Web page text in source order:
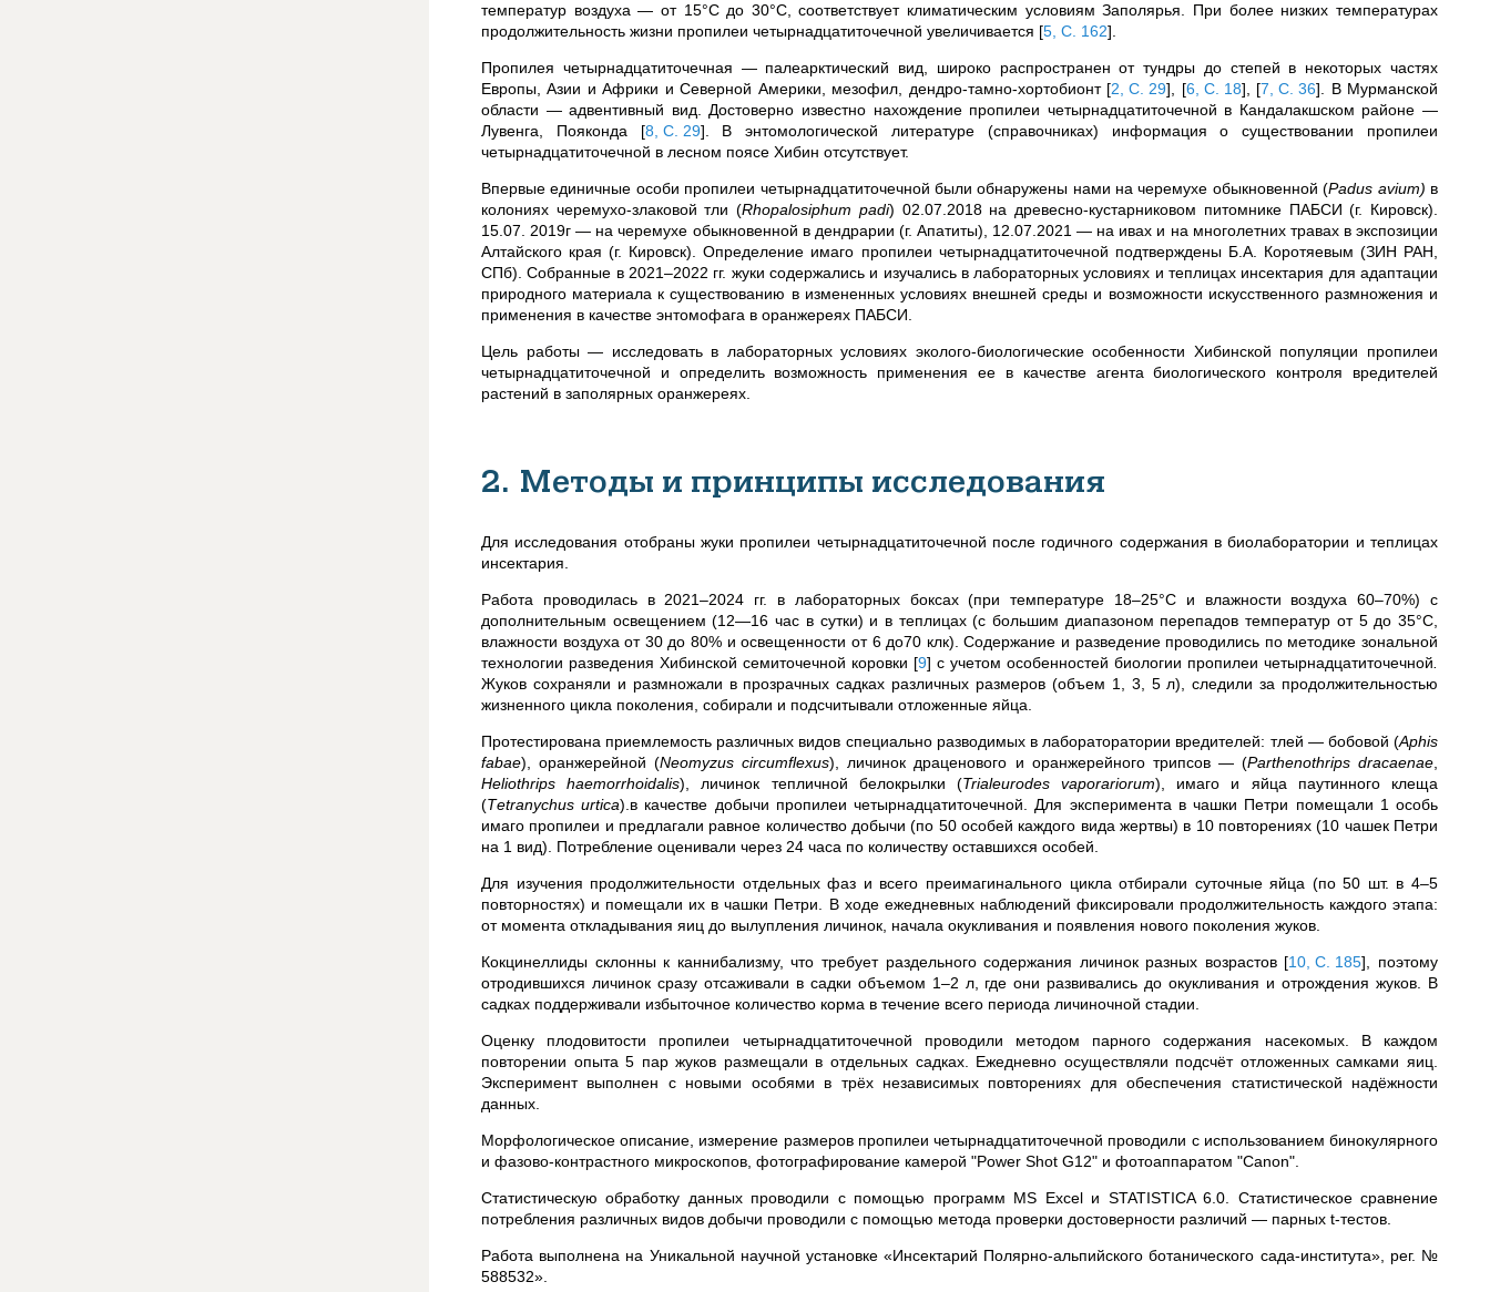
температур воздуха — от 15°C до 30°C, соответствует климатическим условиям Заполярья. При более низких температурах
продолжительность жизни пропилеи четырнадцатиточечной увеличивается [5, С. 162]
Пропилея четырнадцатиточечная — палеарктический вид, широко распространен от тундры до степей в некоторых частях
Европы, Азии и Африки и Северной Америки, мезофил, дендро-тамно-хортобионт [2, С. 29] [6, С. 18] [7, С. 36] . В Мурманской
области — адвентивный вид. Достоверно известно нахождение пропилеи четырнадцатиточечной в Кандалакшском районе —
Лувенга, Пояконда [8, С. 29] . В энтомологической литературе (справочниках) информация о существовании пропилеи
четырнадцатиточечной в лесном поясе Хибин отсутствует.
Впервые единичные особи пропилеи четырнадцатиточечной были обнаружены нами на черемухе обыкновенной (Padus avium) в
колониях черемухо-злаковой тли (Rhopalosiphum padi) 02.07.2018 на древесно-кустарниковом питомнике ПАБСИ (г. Кировск).
15.07. 2019г — на черемухе обыкновенной в дендрарии (г. Апатиты), 12.07.2021 — на ивах и на многолетних травах в экспозиции
Алтайского края (г. Кировск). Определение имаго пропилеи четырнадцатиточечной подтверждены Б.А. Коротяевым (ЗИН РАН,
СПб). Собранные в 2021–2022 гг. жуки содержались и изучались в лабораторных условиях и теплицах инсектария для адаптации
природного материала к существованию в измененных условиях внешней среды и возможности искусственного размножения и
применения в качестве энтомофага в оранжереях ПАБСИ.
Цель работы — исследовать в лабораторных условиях эколого-биологические особенности Хибинской популяции пропилеи
четырнадцатиточечной и определить возможность применения ее в качестве агента биологического контроля вредителей
растений в заполярных оранжереях.
2. Методы и принципы исследования
Для исследования отобраны жуки пропилеи четырнадцатиточечной после годичного содержания в биолаборатории и теплицах
инсектария.
Работа проводилась в 2021–2024 гг. в лабораторных боксах (при температуре 18–25°С и влажности воздуха 60–70%) с
дополнительным освещением (12—16 час в сутки) и в теплицах (с большим диапазоном перепадов температур от 5 до 35°С,
влажности воздуха от 30 до 80% и освещенности от 6 до70 клк). Содержание и разведение проводились по методике зональной
технологии разведения Хибинской семиточечной коровки [9] с учетом особенностей биологии пропилеи четырнадцатиточечной
Жуков сохраняли и размножали в прозрачных садках различных размеров (объем 1, 3, 5 л), следили за продолжительностью
жизненного цикла поколения, собирали и подсчитывали отложенные яйца.
Протестирована приемлемость различных видов специально разводимых в лабораторатории вредителей: тлей —бобовой (Aphis
fabae), оранжерейной (Neomyzus circumflexus), личинок драценового и оранжерейного трипсов —(Parthenothrips dracaenae
Heliothrips haemorrhoidalis), личинок тепличной белокрылки (Trialeurodes vaporariorum), имаго и яйца паутинного клеща
(Тetranychus urtica).в качестве добычи пропилеи четырнадцатиточечной. Для эксперимента в чашки Петри помещали 1 особь
имаго пропилеи и предлагали равное количество добычи (по 50 особей каждого вида жертвы) в 10 повторениях (10 чашек Петри
на 1 вид). Потребление оценивали через 24 часа по количеству оставшихся особей.
Для изучения продолжительности отдельных фаз и всего преимагинального цикла отбирали суточные яйца (по 50 шт. в 4–5
повторностях) и помещали их в чашки Петри. В ходе ежедневных наблюдений фиксировали продолжительность каждого этапа:
от момента откладывания яиц до вылупления личинок, начала окукливания и появления нового поколения жуков.
Кокцинеллиды склонны к каннибализму, что требует раздельного содержания личинок разных возрастов [10, С. 185] , поэтому
отродившихся личинок сразу отсаживали в садки объемом 1–2 л, где они развивались до окукливания и отрождения жуков. В
садках поддерживали избыточное количество корма в течение всего периода личиночной стадии.
Оценку плодовитости пропилеи четырнадцатиточечной проводили методом парного содержания насекомых. В каждом
повторении опыта 5 пар жуков размещали в отдельных садках. Ежедневно осуществляли подсчёт отложенных самками яиц.
Эксперимент выполнен с новыми особями в трёх независимых повторениях для обеспечения статистической надёжности
данных.
Морфологическое описание, измерение размеров пропилеи четырнадцатиточечной проводили с использованием бинокулярного
и фазово-контрастного микроскопов, фотографирование камерой "Power Shot G12" и фотоаппаратом "Canon".
Статистическую обработку данных проводили с помощью программ MS Excel и STATISTICA 6.0. Статистическое сравнение
потребления различных видов добычи проводили с помощью метода проверки достоверности различий — парных t-тестов.
Работа выполнена на Уникальной научной установке «Инсектарий Полярно-альпийского ботанического сада-института», рег. №
588532».